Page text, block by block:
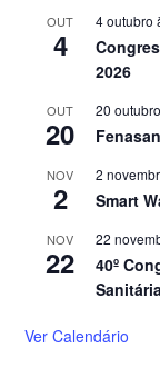
OUT
4
4 outubro
2026
OUT
20
20
NOV
2
2
Smart
NOV
22
22
40º
Ver Calendário